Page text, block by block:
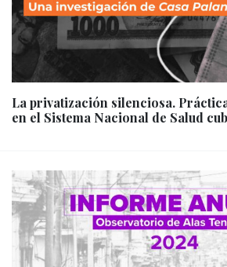
La privatización silenciosa.
en el Sistema Nacional de Salud